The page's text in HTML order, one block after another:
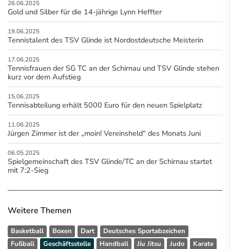
26.06.2025
Gold und Silber für die 14-jährige Lynn Heffter
19.06.2025
Tennistalent des TSV Glinde ist Nordostdeutsche Meisterin
17.06.2025
Tennisfrauen der SG TC an der Schirnau und TSV Glinde stehen
kurz vor dem Aufstieg
15.06.2025
Tennisabteilung erhält 5000 Euro für den neuen Spielplatz
11.06.2025
Jürgen Zimmer ist der „moin! Vereinsheld“ des Monats Juni
06.05.2025
Spielgemeinschaft des TSV Glinde/TC an der Schirnau startet
mit 7:2-Sieg
Weitere Themen
Basketball Boxen Dart
Deutsches Sportabzeichen
Fußball
Geschäftsstelle Handball Jiu Jitsu Judo
Karate